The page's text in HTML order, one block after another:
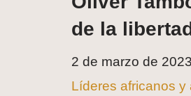
de la
2 de marzo de 2023
Líderes africanos